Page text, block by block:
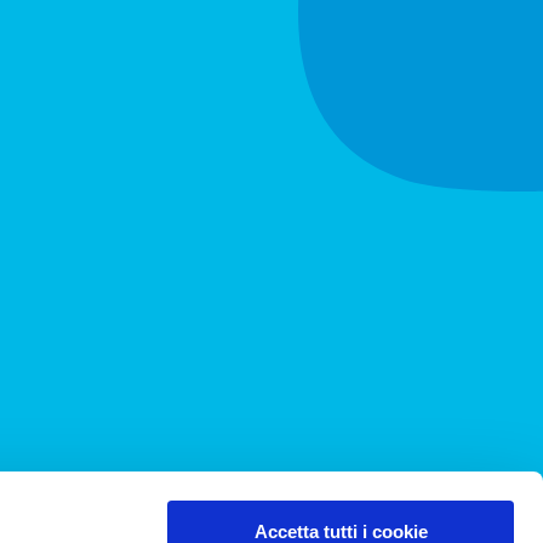
Accetta tutti i cookie